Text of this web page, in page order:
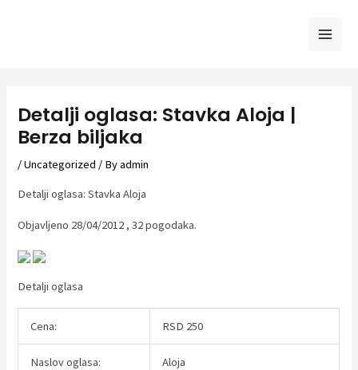
Detalji oglasa: Stavka Aloja |
Berza biljaka
/Uncategorized / Byadmin
Detalji oglasa: Stavka Aloja
Objavljeno 28/04/2012 , 32 pogodaka.
Detalji oglasa
Cena: RSD 250
Naslov oglasa: Aloja